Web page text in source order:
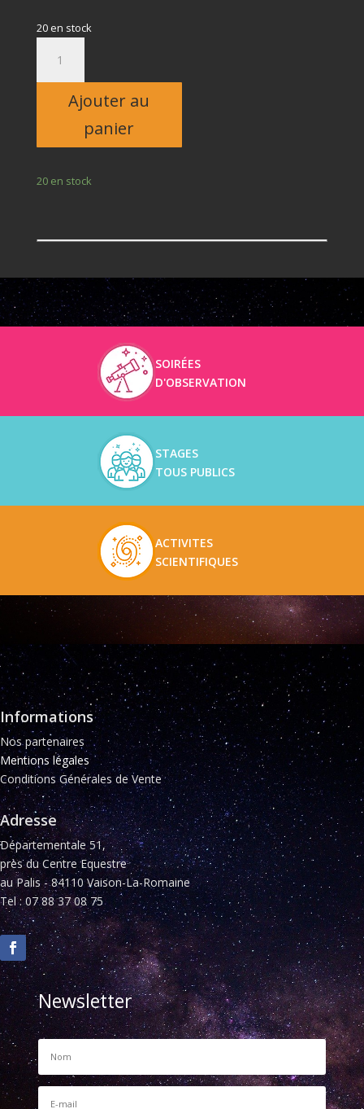
20 en stock
Adulte
Ajouter au
panier
20 en stock
SOIRÉES
D'OBSERVATION
STAGES
TOUS PUBLICS
ACTIVITES
SCIENTIFIQUES
Informations
Nos partenaires
Mentions légales
Conditions Générales de Vente
Adresse
Départementale 51,
près du Centre Equestre
au Palis - 84110 Vaison-La-Romaine
Tel : 07 88 37 08 75
Newsletter